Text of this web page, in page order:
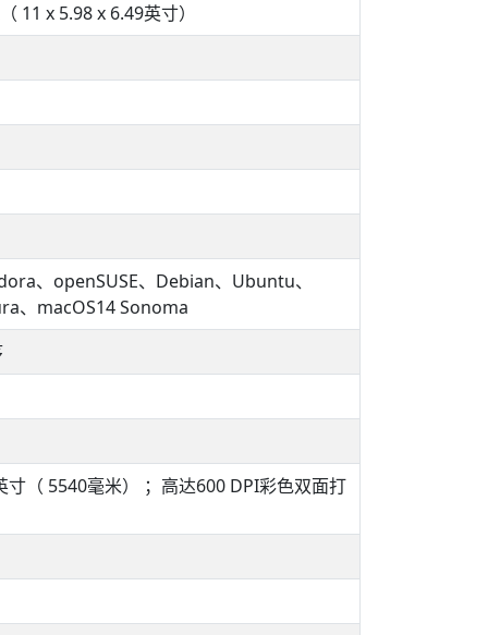
11 x 5.98 x 6.49英寸）
、openSUSE、Debian、Ubuntu、
、macOS14 Sonoma
（ 5540毫米） ；高达600 DPI彩色双面打